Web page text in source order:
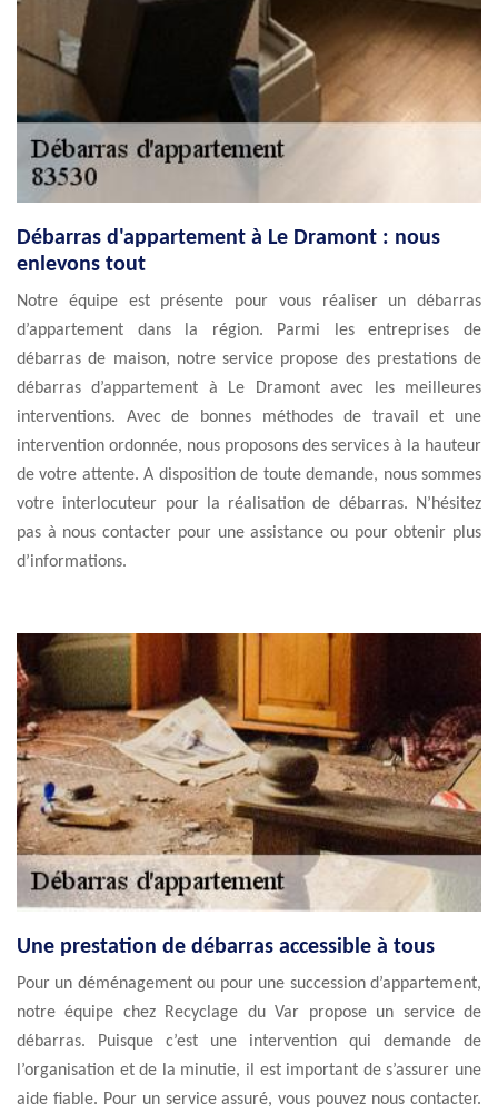
Débarras d'appartement à Le Dramont : nous
enlevons tout
Notre équipe est présente pour vous réaliser un débarras
d’appartement dans la région. Parmi les entreprises de
débarras de maison, notre service propose des prestations de
débarras d’appartement à Le Dramont avec les meilleures
interventions. Avec de bonnes méthodes de travail et une
intervention ordonnée, nous proposons des services à la hauteur
de votre attente. A disposition de toute demande, nous sommes
votre interlocuteur pour la réalisation de débarras. N’hésitez
pas à nous contacter pour une assistance ou pour obtenir plus
d’informations.
Une prestation de débarras accessible à tous
Pour un déménagement ou pour une succession d’appartement,
notre équipe chez Recyclage du Var propose un service de
débarras. Puisque c’est une intervention qui demande de
l’organisation et de la minutie, il est important de s’assurer une
aide fiable. Pour un service assuré, vous pouvez nous contacter.